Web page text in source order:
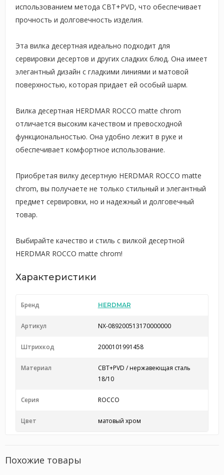
использованием метода CBT+PVD, что обеспечивает
прочность и долговечность изделия.
Эта вилка десертная идеально подходит для
сервировки десертов и других сладких блюд. Она имеет
элегантный дизайн с гладкими линиями и матовой
поверхностью, которая придает ей особый шарм.
Вилка десертная HERDMAR ROCCO matte chrom
отличается высоким качеством и превосходной
функциональностью. Она удобно лежит в руке и
обеспечивает комфортное использование.
Приобретая вилку десертную HERDMAR ROCCO matte
chrom, вы получаете не только стильный и элегантный
предмет сервировки, но и надежный и долговечный
товар.
Выбирайте качество и стиль с вилкой десертной
HERDMAR ROCCO matte chrom!
Характеристики
Бренд HERDMAR
Артикул NX-089200513170000000
Штрихкод 2000101991458
Материал
CBT+PVD / нержавеющая сталь
18/10
Серия ROCCO
Цвет матовый хром
Похожие товары